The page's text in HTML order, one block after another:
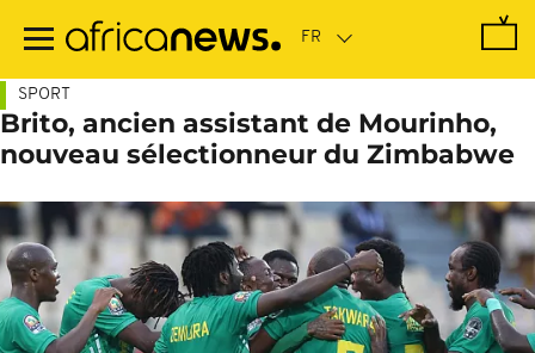
contenu
SPORT
Brito, ancien assistant de Mourinho,
nouveau sélectionneur du Zimbabwe